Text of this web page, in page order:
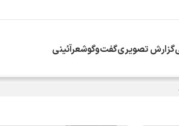
گزارش تصویریگفت‌وگوشعرآئینی